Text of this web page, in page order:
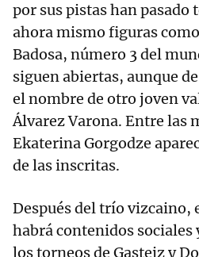
por sus pistas han pasado
ahora mismo figuras
Badosa, número 3 del
siguen abiertas, aunque
el nombre de otro joven
Álvarez Varona. Entre las
Ekaterina Gorgodze
de las inscritas.
Después del trío vizcaino,
habrá contenidos sociales
los torneos de Gasteiz y